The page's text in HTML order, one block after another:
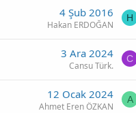
4 Şub 2016
Hakan ERDOĞAN
H
3 Ara 2024
Cansu Türk.
C
12 Ocak 2024
Ahmet Eren ÖZKAN
A